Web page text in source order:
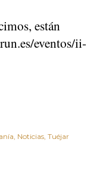
están
eventos/ii-
Noticias Tuéjar